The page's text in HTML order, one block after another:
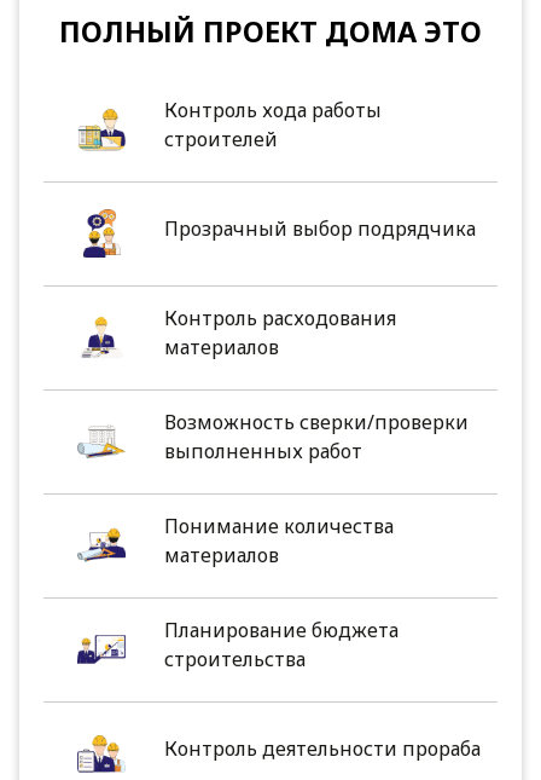
ПОЛНЫЙ ПРОЕКТ ДОМА ЭТО
Контроль хода работы
строителей
Прозрачный выбор подрядчика
Контроль расходования
материалов
Возможность сверки/проверки
выполненных работ
Понимание количества
материалов
Планирование бюджета
строительства
Контроль деятельности прораба